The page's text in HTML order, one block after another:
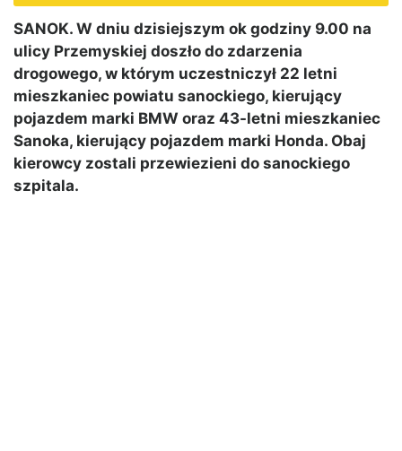
SANOK. W dniu dzisiejszym ok godziny 9.00 na
ulicy Przemyskiej doszło do zdarzenia
drogowego, w którym uczestniczył 22 letni
mieszkaniec powiatu sanockiego, kierujący
pojazdem marki BMW oraz 43-letni mieszkaniec
Sanoka, kierujący pojazdem marki Honda. Obaj
kierowcy zostali przewiezieni do sanockiego
szpitala.